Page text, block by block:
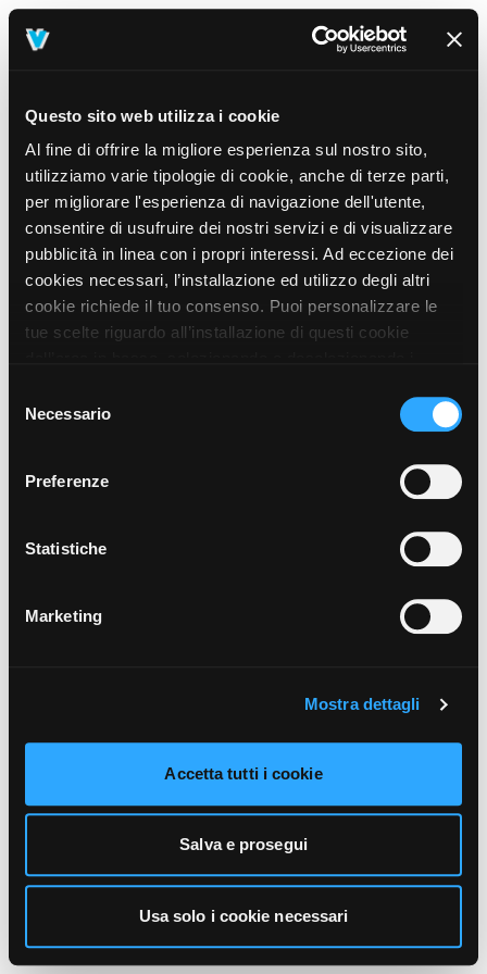
Questo sito web utilizza i cookie
Al fine di offrire la migliore esperienza sul nostro sito,
utilizziamo varie tipologie di cookie, anche di terze parti,
per migliorare l'esperienza di navigazione dell'utente,
consentire di usufruire dei nostri servizi e di visualizzare
pubblicità in linea con i propri interessi. Ad eccezione dei
cookies necessari, l’installazione ed utilizzo degli altri
cookie richiede il tuo consenso. Puoi personalizzare le
tue scelte riguardo all’installazione di questi cookie
prosegui” o decidere di accettare tutti i cookie, cliccando
sul pulsante “Accetta tutti i cookie”. Cliccando sul tasto
unicamente i cookie necessari alla navigazione. Per
funzionamento, puoi prendere visione dell’informativa
cliccando qui.
delNecessario
Preferenze
Statistiche
Marketing
Mostra dettagli
Accetta tutti i cookie
Salva e prosegui
Usa solo i cookie necessari
404